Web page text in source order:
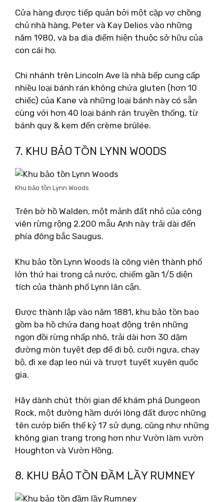
Cửa hàng được tiếp quản bởi một cặp vợ chồng
chủ nhà hàng, Peter và Kay Delios vào những
năm 1980, và ba địa điểm hiện thuộc sở hữu của
con cái họ.
Chi nhánh trên Lincoln Ave là nhà bếp cung cấp
nhiều loại bánh rán không chứa gluten (hơn 10
chiếc) của Kane và những loại bánh này có sẵn
cùng với hơn 40 loại bánh rán truyền thống, từ
bánh quy & kem đến crème brûlée.
7. KHU BẢO TỒN LYNN WOODS
Khu bảo tồn Lynn Woods
Trên bờ hồ Walden, một mảnh đất nhỏ của công
viên rừng rộng 2.200 mẫu Anh này trải dài đến
phía đông bắc Saugus.
Khu bảo tồn Lynn Woods là công viên thành phố
lớn thứ hai trong cả nước, chiếm gần 1/5 diện
tích của thành phố Lynn lân cận.
Được thành lập vào năm 1881, khu bảo tồn bao
gồm ba hồ chứa đang hoạt động trên những
ngọn đồi rừng nhấp nhô, trải dài hơn 30 dặm
đường mòn tuyệt đẹp để đi bộ, cưỡi ngựa, chạy
bộ, đi xe đạp leo núi và trượt tuyết xuyên quốc
gia.
Hãy dành chút thời gian để khám phá Dungeon
Rock, một đường hầm dưới lòng đất được những
tên cướp biển thế kỷ 17 sử dụng, cũng như những
không gian trang trọng hơn như Vườn làm vườn
Houghton và Vườn Hồng.
8. KHU BẢO TỒN ĐẦM LẦY RUMNEY